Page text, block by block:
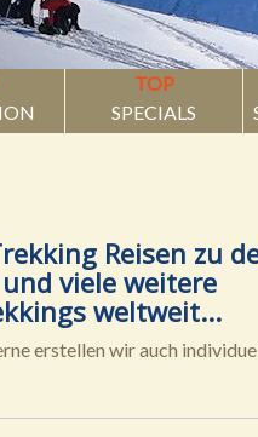
TOP
SPECIALS
Reisen zu
viele weitere
weltweit...
erstellen wir auch